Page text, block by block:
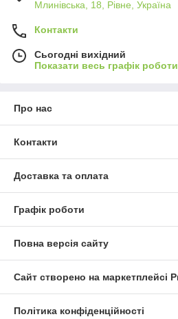
Млинівська, 18, Рівне, Україна
Контакти
Сьогодні вихідний
Показати весь графік роботи
Про нас
Контакти
Доставка та оплата
Графік роботи
Повна версія сайту
Сайт створено на маркетплейсі
Політика конфіденційності